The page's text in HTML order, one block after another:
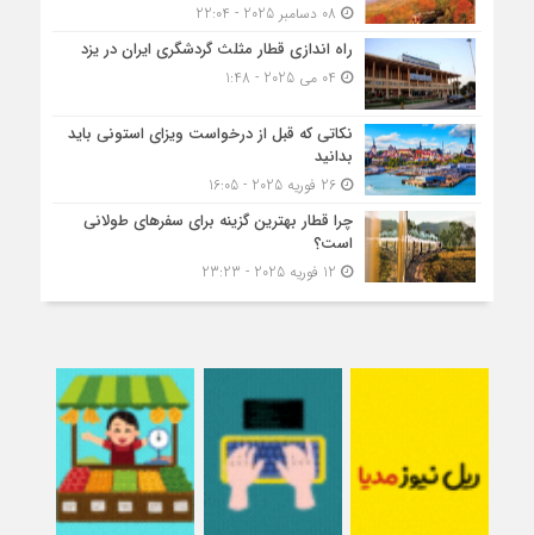
راه اندازی قطار مثلث گردشگری ایران در یزد
نکاتی که قبل از درخواست ویزای استونی باید
بدانید
26 فوریه 2025 - 16:05
چرا قطار بهترین گزینه برای سفرهای طولانی
است؟